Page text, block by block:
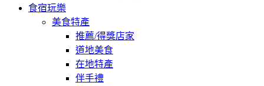
食宿玩樂
美食特產
推薦/得獎店家
道地美食
在地特產
伴手禮